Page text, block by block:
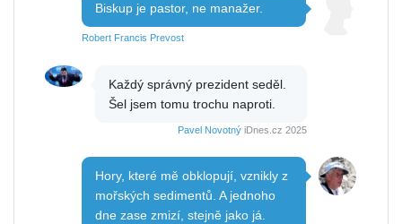
Biskup je pastor, ne manažer.
Robert Francis Prevost
Každý správný prezident seděl.
Šel jsem tomu trochu naproti.
Pavel Novotný iDnes.cz 2025
Hory, které mě obklopují, vznikly z
mořských sedimentů. A jednoho
dne zase zmizí, stejně jako já.